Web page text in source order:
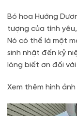
Bó hoa Hướng
tượng của tình
Nó có thể là một
sinh nhật đến kỷ
lòng biết ơn đối
Xem thêm hình